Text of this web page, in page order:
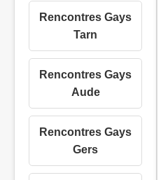
Rencontres Gays
Tarn
Rencontres Gays
Aude
Rencontres Gays
Gers